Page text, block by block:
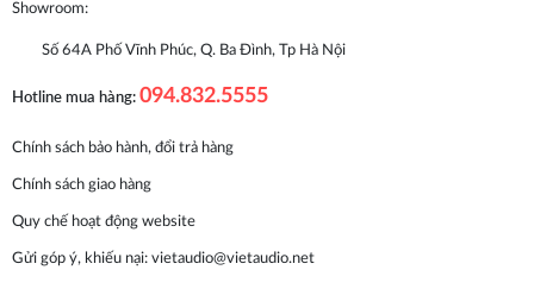
Showroom:
Số 64A Phố Vĩnh Phúc, Q. Ba Đình, Tp Hà Nội
Hotline mua hàng:094.832.5555
Chính sách bảo hành, đổi trả hàng
Chính sách giao hàng
Quy chế hoạt động website
Gửi góp ý, khiếu nại: vietaudio@vietaudio.net